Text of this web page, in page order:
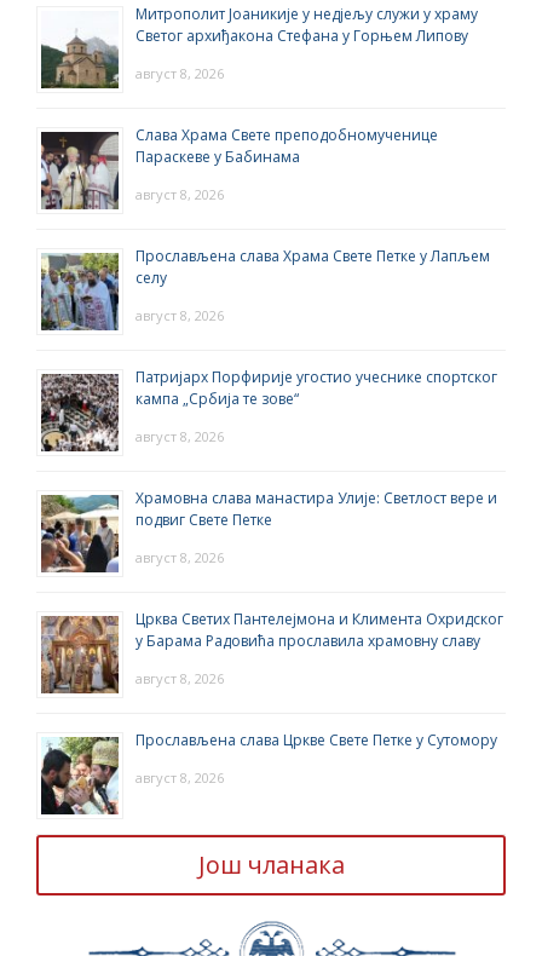
Митрополит Јоаникије у недјељу служи у храму
Светог архиђакона Стефана у Горњем Липову
август 8, 2026
Слава Храма Свете преподобномученице
Параскеве у Бабинама
август 8, 2026
Прослављена слава Храма Свете Петке у Лапљем
селу
август 8, 2026
Патријарх Порфирије угостио учеснике спортског
кампа „Србија те зове“
август 8, 2026
Храмовна слава манастира Улије: Светлост вере и
подвиг Свете Петке
август 8, 2026
Црква Светих Пантелејмона и Климента Охридског
у Барама Радовића прославила храмовну славу
август 8, 2026
Прослављена слава Цркве Свете Петке у Сутомору
август 8, 2026
Још чланака